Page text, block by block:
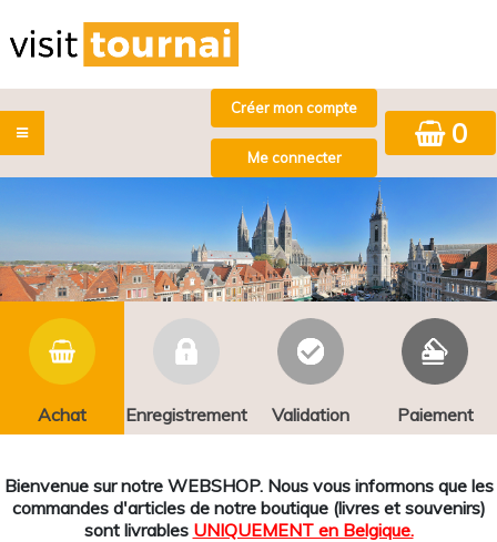
0
Achat Enregistrement Validation Paiement
Bienvenue sur notre WEBSHOP. Nous vous informons que les
commandes d'articles de notre boutique (livres et souvenirs)
sont livrables UNIQUEMENT en Belgique.